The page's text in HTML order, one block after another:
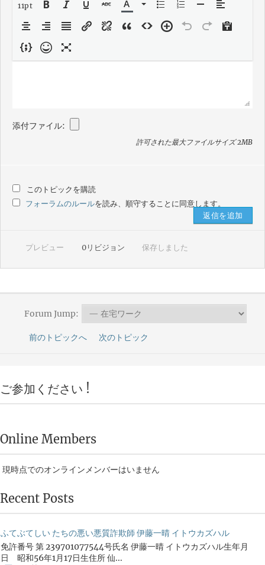
11pt
添付ファイル:
許可された最大ファイルサイズ 2MB
このトピックを購読
フォーラムのルールを読み、順守することに同意します。
プレビュー 0リビジョン 保存しました
Forum Jump:
前のトピックへ 次のトピック
ご参加ください !
Online Members
現時点でのオンラインメンバーはいません
Recent Posts
ふてぶてしい たちの悪い悪質詐欺師 伊藤一晴 イトウカズハル
免許番号 第 239701077544号氏名 伊藤一晴 イトウカズハル生年月
日 昭和56年1月17日生住所 仙...